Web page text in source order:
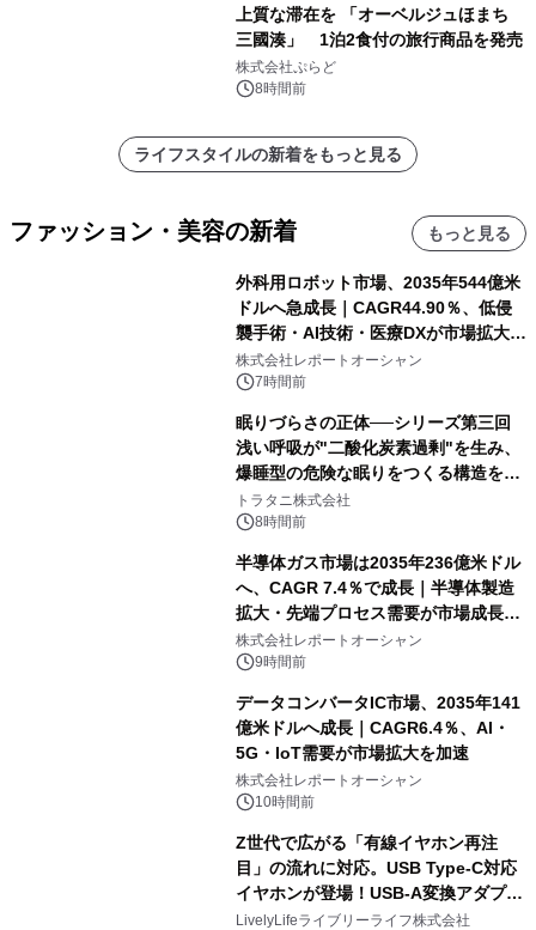
上質な滞在を 「オーベルジュほまち
三國湊」 1泊2食付の旅行商品を発売
株式会社ぷらど
8時間前
ライフスタイルの新着をもっと見る
ファッション・美容の新着 もっと見る
外科用ロボット市場、2035年544億米
ドルへ急成長｜CAGR44.90％、低侵
襲手術・AI技術・医療DXが市場拡大を
牽引
株式会社レポートオーシャン
7時間前
眠りづらさの正体──シリーズ第三回
浅い呼吸が"二酸化炭素過剰"を生み、
爆睡型の危険な眠りをつくる構造を解
説
トラタニ株式会社
8時間前
半導体ガス市場は2035年236億米ドル
へ、CAGR 7.4％で成長｜半導体製造
拡大・先端プロセス需要が市場成長を
加速
株式会社レポートオーシャン
9時間前
データコンバータIC市場、2035年141
億米ドルへ成長｜CAGR6.4％、AI・
5G・IoT需要が市場拡大を加速
株式会社レポートオーシャン
10時間前
Z世代で広がる「有線イヤホン再注
目」の流れに対応。USB Type-C対応
イヤホンが登場！USB-A変換アダプタ
ー付きでスマホからパソコンまで幅広
LivelyLifeライブリーライフ株式会社